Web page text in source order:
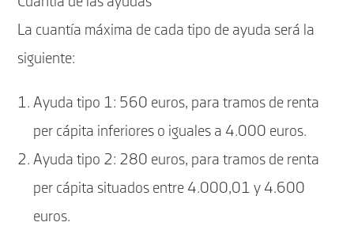
La cuantía máxima de cada tipo de ayuda será la
siguiente:
Ayuda tipo 1: 560 euros, para tramos de renta
per cápita inferiores o iguales a 4.000 euros.
Ayuda tipo 2: 280 euros, para tramos de renta
per cápita situados entre 4.000,01 y 4.600
euros.